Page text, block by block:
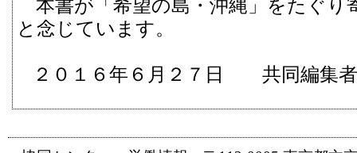
本書が「希望の島・沖縄」をたぐり
と念じています。
２０１６年６月２７日 共同編集